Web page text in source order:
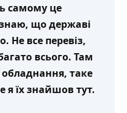
самому це
що державі
Не все перевіз,
всього. Там
таке
я їх знайшов тут.